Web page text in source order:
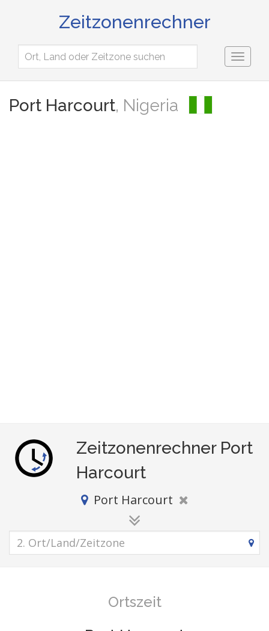
Zeitzonenrechner
Toggle
Port Harcourt, Nigeria
Zeitzonenrechner Port
Harcourt
Port Harcourt
Ortszeit